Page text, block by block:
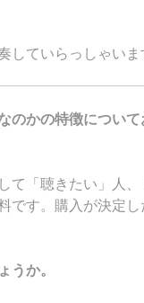
ていらっしゃいま
かの特徴について
「聴きたい」人、
です。購入が決定
うか。